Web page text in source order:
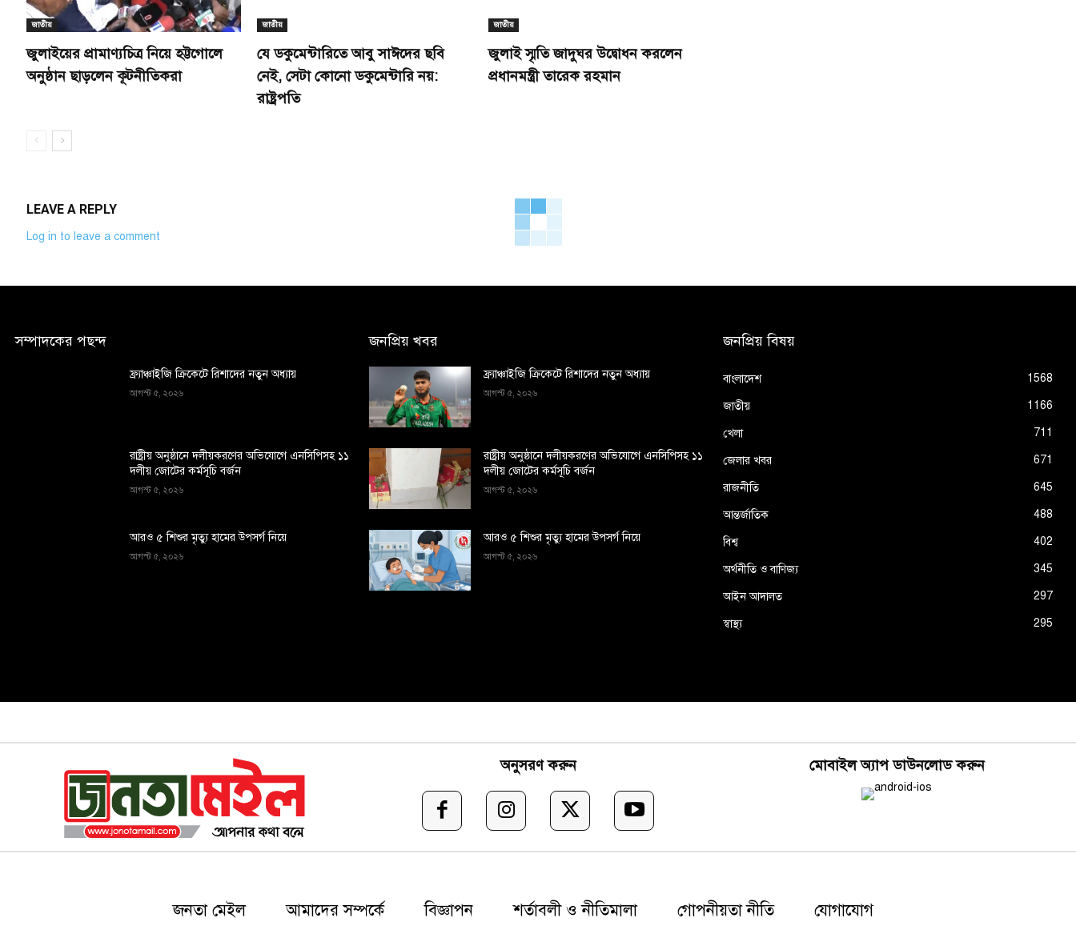
জাতীয়
জুলাইয়ের প্রামাণ্যচিত্র নিয়ে হট্টগোলে
অনুষ্ঠান ছাড়লেন কূটনীতিকরা
জাতীয়
যে ডকুমেন্টারিতে আবু সাঈদের ছবি
নেই, সেটা কোনো ডকুমেন্টারি নয়:
রাষ্ট্রপতি
জাতীয়
জুলাই স্মৃতি জাদুঘর উদ্বোধন করলেন
প্রধানমন্ত্রী তারেক রহমান
LEAVE A REPLY
Log in to leave a comment
সম্পাদকের পছন্দ
ফ্র্যাঞ্চাইজি ক্রিকেটে রিশাদের নতুন অধ্যায়
আগস্ট ৫, ২০২৬
রাষ্ট্রীয় অনুষ্ঠানে দলীয়করণের অভিযোগে এনসিপিসহ ১১
দলীয় জোটের কর্মসূচি বর্জন
আগস্ট ৫, ২০২৬
আরও ৫ শিশুর মৃত্যু হামের উপসর্গ নিয়ে
আগস্ট ৫, ২০২৬
জনপ্রিয় খবর
ফ্র্যাঞ্চাইজি ক্রিকেটে রিশাদের নতুন অধ্যায়
আগস্ট ৫, ২০২৬
রাষ্ট্রীয় অনুষ্ঠানে দলীয়করণের অভিযোগে এনসিপিসহ ১১
দলীয় জোটের কর্মসূচি বর্জন
আগস্ট ৫, ২০২৬
আরও ৫ শিশুর মৃত্যু হামের উপসর্গ নিয়ে
আগস্ট ৫, ২০২৬
জনপ্রিয় বিষয়
বাংলাদেশ 1568
জাতীয় 1166
খেলা 711
জেলার খবর 671
রাজনীতি 645
আন্তর্জাতিক 488
বিশ্ব 402
অর্থনীতি ও বাণিজ্য 345
আইন আদালত 297
স্বাস্থ্য 295
অনুসরণ করুন মোবাইল অ্যাপ ডাউনলোড করুন
জনতা মেইল আমাদের সম্পর্কে বিজ্ঞাপন শর্তাবলী ও নীতিমালা গোপনীয়তা নীতি যোগাযোগ